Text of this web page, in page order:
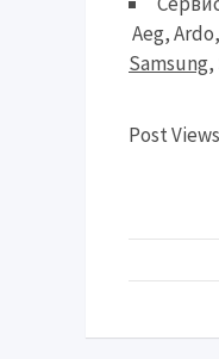
Aeg, Ardo,
Samsung,
Post